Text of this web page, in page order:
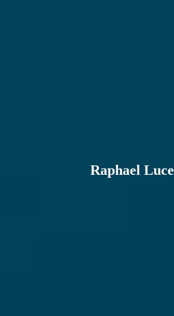
Raphael Luce